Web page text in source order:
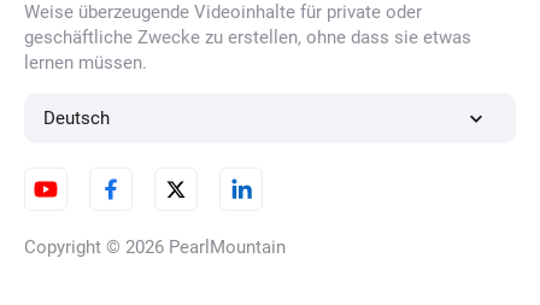
Weise überzeugende Videoinhalte für private oder
geschäftliche Zwecke zu erstellen, ohne dass sie etwas
lernen müssen.
Deutsch
Copyright © 2026 PearlMountain